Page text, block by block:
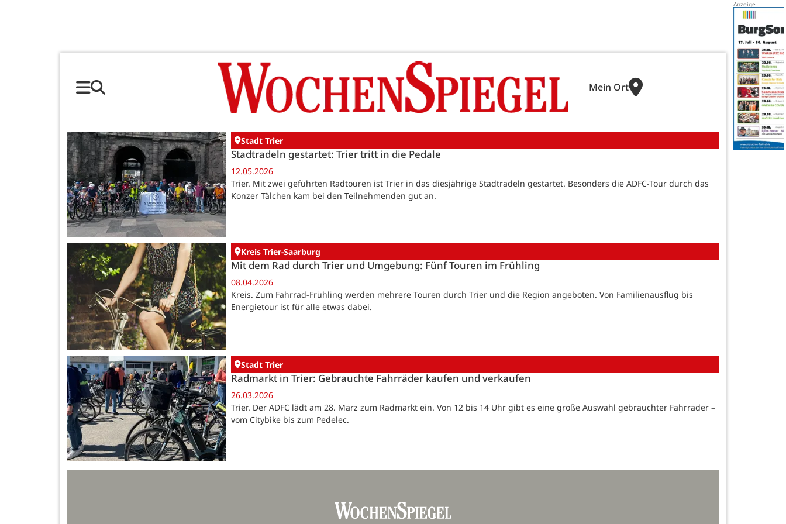
Mein Ort
Stadt Trier
Stadtradeln gestartet: Trier tritt in die Pedale
12.05.2026
Trier. Mit zwei geführten Radtouren ist Trier in das diesjährige Stadtradeln gestartet. Besonders die ADFC-Tour durch das
Konzer Tälchen kam bei den Teilnehmenden gut an.
Kreis Trier-Saarburg
Mit dem Rad durch Trier und Umgebung: Fünf Touren im Frühling
08.04.2026
Kreis. Zum Fahrrad-Frühling werden mehrere Touren durch Trier und die Region angeboten. Von Familienausflug bis
Energietour ist für alle etwas dabei.
Stadt Trier
Radmarkt in Trier: Gebrauchte Fahrräder kaufen und verkaufen
26.03.2026
Trier. Der ADFC lädt am 28. März zum Radmarkt ein. Von 12 bis 14 Uhr gibt es eine große Auswahl gebrauchter Fahrräder –
vom Citybike bis zum Pedelec.